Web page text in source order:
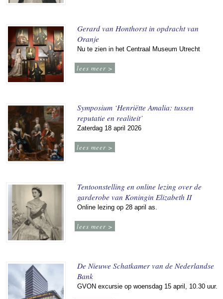
Gerard van Honthorst in opdracht van
Oranje
Nu te zien in het Centraal Museum Utrecht
lees meer >
Symposium ‘Henriëtte Amalia: tussen
reputatie en realiteit’
Zaterdag 18 april 2026
lees meer >
Tentoonstelling en online lezing over de
garderobe van Koningin Elizabeth II
Online lezing op 28 april as.
lees meer >
De Nieuwe Schatkamer van de Nederlandse
Bank
GVON excursie op woensdag 15 april, 10.30 uur.